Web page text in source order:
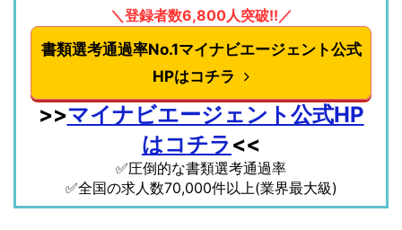
＼登録者数6,800人突破!!／
書類選考通過率No.1マイナビエージェント公式
HPはコチラ
>>マイナビエージェント公式HP
はコチラ <<
✅圧倒的な書類選考通過率
✅全国の求人数70,000件以上(業界最大級)